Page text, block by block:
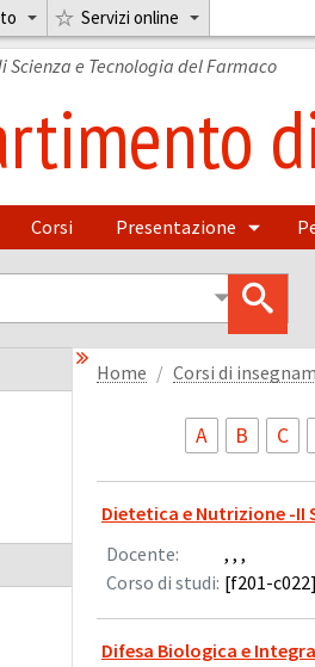
Servizi online
Scienza e Tecnologia del Farmaco
Corsi Presentazione
Home Corsi di
A B C
Dietetica e Nutrizione -II
Docente:
, , ,
Corso di studi: [f201-
Difesa Biologica e